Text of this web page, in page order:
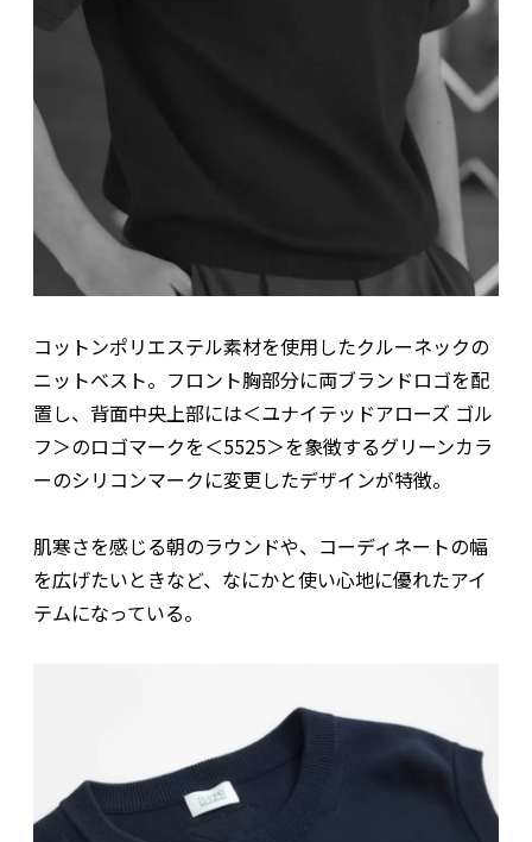
コットンポリエステル素材を使用したクルーネックの
ニットベスト。フロント胸部分に両ブランドロゴを配
置し、背面中央上部には＜ユナイテッドアローズ ゴル
フ＞のロゴマークを＜5525＞を象徴するグリーンカラ
ーのシリコンマークに変更したデザインが特徴。
肌寒さを感じる朝のラウンドや、コーディネートの幅
を広げたいときなど、なにかと使い心地に優れたアイ
テムになっている。